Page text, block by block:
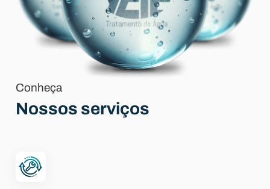
Conheça
Nossos serviços